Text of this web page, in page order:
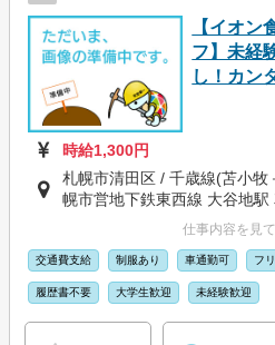
【イオン
フ】未経
し！カン
時給1,300円
札幌市清田区 / 千歳線(苫小
幌市営地下鉄東西線 大谷地駅
仕事内容を見
交通費支給 制服あり 車通勤可 フ
履歴書不要 大学生歓迎 未経験歓迎